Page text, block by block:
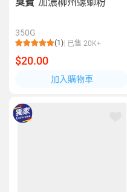
350G
(1) 已售 20K+
$20.00
加入購物車